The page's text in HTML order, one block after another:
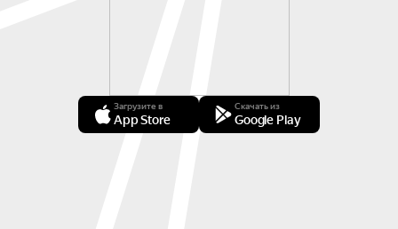
Загрузите в
App Store
Скачать из
Google Play